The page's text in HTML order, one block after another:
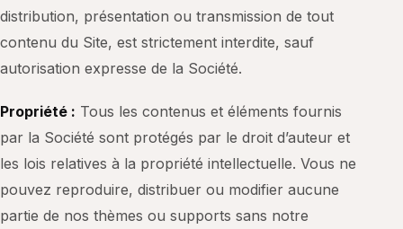
distribution, présentation ou transmission de tout
contenu du Site, est strictement interdite, sauf
autorisation expresse de la Société.
Propriété : Tous les contenus et éléments fournis
par la Société sont protégés par le droit d’auteur et
les lois relatives à la propriété intellectuelle. Vous ne
pouvez reproduire, distribuer ou modifier aucune
partie de nos thèmes ou supports sans notre